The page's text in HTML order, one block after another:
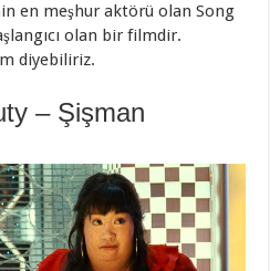
en meşhur aktörü olan Song
olan bir filmdir.
diyebiliriz.
– Şişman